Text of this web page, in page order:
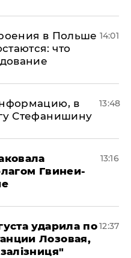
в Польше
что
14:01
в
Стефанишину
13:48
Гвинеи-
13:16
ударила по
Лозовая,
12:37